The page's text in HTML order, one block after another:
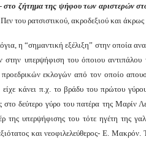
στο ζήτημα της ψήφου των αριστερών
του ρατσιστικού, ακροδεξιού και
η “σημαντική εξέλιξη” στην οποία
στην υπερψήφιση του όποιου αντιπάλου
εκλογών από τον οποίο
είχε κάνει π.χ. το βράδυ του πρώτου
στο δεύτερο γύρο του πατέρα της Μαρίν
της υπερψήφισης του τότε ηγέτη της
και νεοφιλελεύθερος- Ε.